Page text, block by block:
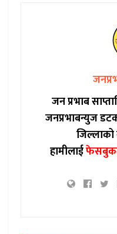
जन प्रभाब
जनप्रभाबन्युज
जिल्लाको
हामीलाई